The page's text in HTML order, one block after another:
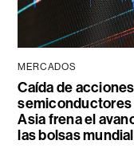
MERCADOS
Caída de
semiconductores
Asia frena el
las bolsas